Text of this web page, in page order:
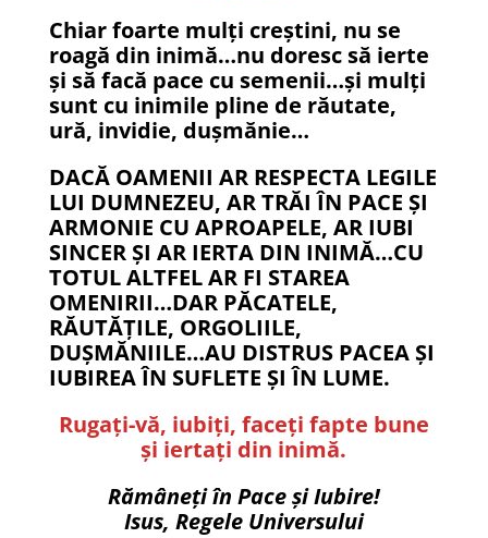
Chiar foarte mulți creștini, nu se
roagă din inimă…nu doresc să ierte
și să facă pace cu semenii…și mulți
sunt cu inimile pline de răutate,
ură, invidie, dușmănie…
DACĂ OAMENII AR RESPECTA LEGILE
LUI DUMNEZEU, AR TRĂI ÎN PACE ȘI
ARMONIE CU APROAPELE, AR IUBI
SINCER ȘI AR IERTA DIN INIMĂ…CU
TOTUL ALTFEL AR FI STAREA
OMENIRII…DAR PĂCATELE,
RĂUTĂȚILE, ORGOLIILE,
DUȘMĂNIILE…AU DISTRUS PACEA ȘI
IUBIREA ÎN SUFLETE ȘI ÎN LUME.
Rugați-vă, iubiți, faceți fapte bune
și iertați din inimă.
Rămâneți în Pace și Iubire!
Isus, Regele Universului